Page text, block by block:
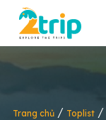
Trang chủ / Toplist /